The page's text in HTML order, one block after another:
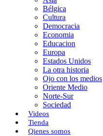
i
r
Bélgica
Cultura
Democracia
Economia
Educacion
Europa
Estados Unidos
La otra historia
Ojo con los medios
Oriente Medio
Norte-Sur
Sociedad
Videos
Tienda
Qienes somos